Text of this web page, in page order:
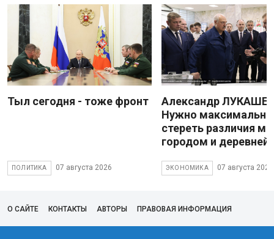
Тыл сегодня - тоже фронт
ПОЛИТИКА 07 августа 2026
Александр
Нужно максимально
стереть различия
городом и деревней
ЭКОНОМИКА 07 августа 2026
О САЙТЕ КОНТАКТЫ АВТОРЫ ПРАВОВАЯ ИНФОРМАЦИЯ